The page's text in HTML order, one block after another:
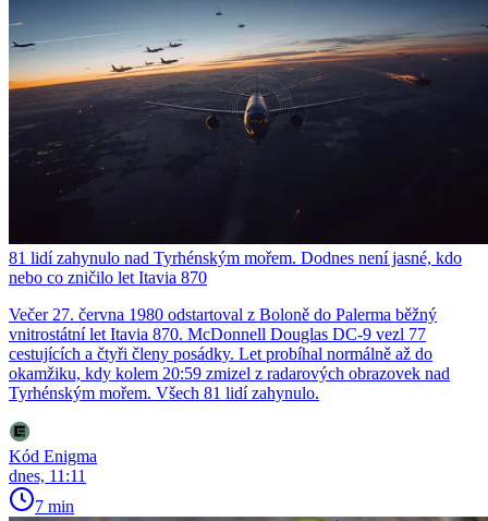
81 lidí zahynulo nad Tyrhénským mořem. Dodnes není jasné, kdo
nebo co zničilo let Itavia 870
Večer 27. června 1980 odstartoval z Boloně do Palerma běžný
vnitrostátní let Itavia 870. McDonnell Douglas DC-9 vezl 77
cestujících a čtyři členy posádky. Let probíhal normálně až do
okamžiku, kdy kolem 20:59 zmizel z radarových obrazovek nad
Tyrhénským mořem. Všech 81 lidí zahynulo.
Kód Enigma
dnes, 11:11
7 min